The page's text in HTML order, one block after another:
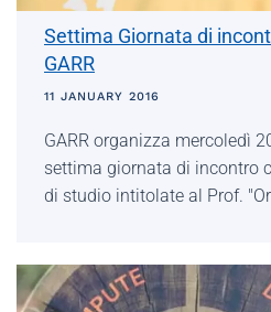
Settima Giornata di
GARR
11 JANUARY 2016
GARR organizza mercoledì
settima giornata di incontro
di studio intitolate al Prof.